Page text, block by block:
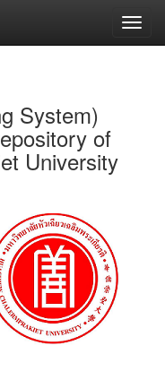
System)
of
University